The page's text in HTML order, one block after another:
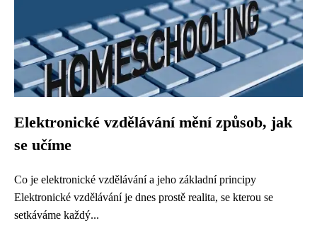
Elektronické vzdělávání mění způsob, jak
se učíme
Co je elektronické vzdělávání a jeho základní principy
Elektronické vzdělávání je dnes prostě realita, se kterou se
setkáváme každý...